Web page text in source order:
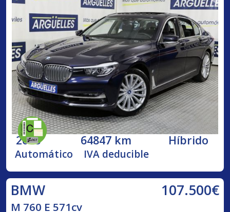
2018 64847 km Híbrido
Automático IVA deducible
BMW 107.500€
M 760 E 571cv